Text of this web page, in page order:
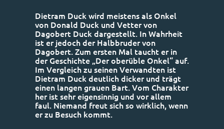
Dietram Duck wird meistens als Onkel
von Donald Duck und Vetter von
Dagobert Duck dargestellt. In Wahrheit
ist er jedoch der Halbbruder von
Dagobert. Zum ersten Mal taucht er in
der Geschichte „Der oberüble Onkel“ auf.
Im Vergleich zu seinen Verwandten ist
Dietram Duck deutlich dicker und trägt
einen langen grauen Bart. Vom Charakter
her ist sehr eigensinnig und vor allem
faul. Niemand freut sich so wirklich, wenn
er zu Besuch kommt.